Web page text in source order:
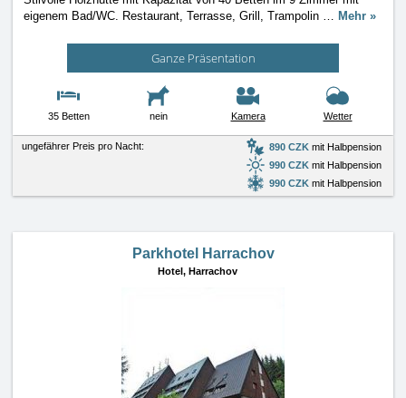
eigenem Bad/WC. Restaurant, Terrasse, Grill, Trampolin … Mehr »
Ganze Präsentation
35 Betten nein Kamera Wetter
ungefährer Preis pro Nacht: 890 CZK mit Halbpension
990 CZK mit Halbpension
990 CZK mit Halbpension
Parkhotel Harrachov
Hotel, Harrachov